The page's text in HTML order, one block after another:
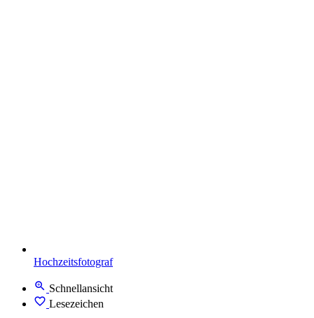
Hochzeitsfotograf
Schnellansicht
Lesezeichen